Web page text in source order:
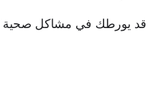
قد يورطك في مشاكل صحية